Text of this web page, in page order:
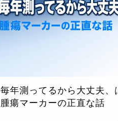
毎年測ってるから大丈夫、
腫瘍マーカーの正直な話